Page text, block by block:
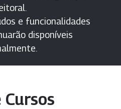
e funcionalidades
disponíveis